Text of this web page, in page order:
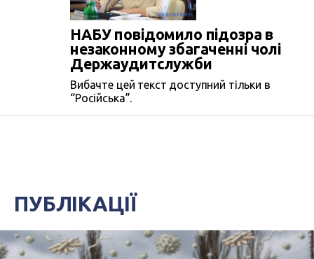
НАБУ повідомило підозра в
незаконному збагаченні чолі
Держаудитслужби
Вибачте цей текст доступний тільки в
“Російська”.
ПУБЛІКАЦІЇ